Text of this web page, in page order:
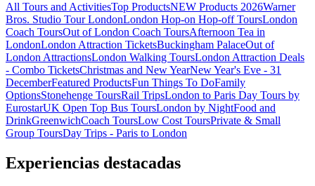
All Tours and ActivitiesTop ProductsNEW Products 2026Warner
Bros. Studio Tour LondonLondon Hop-on Hop-off ToursLondon
Coach ToursOut of London Coach ToursAfternoon Tea in
LondonLondon Attraction TicketsBuckingham PalaceOut of
London AttractionsLondon Walking ToursLondon Attraction Deals
- Combo TicketsChristmas and New YearNew Year's Eve - 31
DecemberFeatured ProductsFun Things To DoFamily
OptionsStonehenge ToursRail TripsLondon to Paris Day Tours by
EurostarUK Open Top Bus ToursLondon by NightFood and
DrinkGreenwichCoach ToursLow Cost ToursPrivate & Small
Group ToursDay Trips - Paris to London
Experiencias destacadas